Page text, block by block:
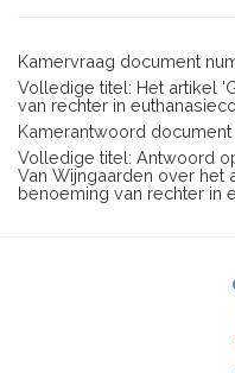
Kamervraag document
Volledige titel: Het artikel
van rechter in
Kamerantwoord document
Volledige titel: Antwoord
Van Wijngaarden over het
benoeming van rechter in